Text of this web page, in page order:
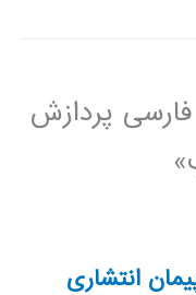
فارسی پردازش
انتشاری